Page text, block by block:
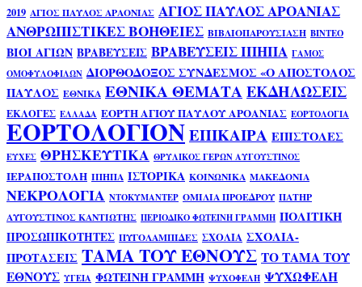
2019 ΑΓΙΟΣ ΠΑΥΛΟΣ ΑΡΑΟΝΙΑΣ ΑΓΙΟΣ ΠΑΥΛΟΣ ΑΡΟΑΝΙΑΣ
ΑΝΘΡΩΠΙΣΤΙΚΕΣ ΒΟΗΘΕΙΕΣ ΒΙΒΛΙΟΠΑΡΟΥΣΙΑΣΗ ΒΙΝΤΕΟ
ΒΙΟΙ ΑΓΙΩΝ ΒΡΑΒΕΥΣΕΙΣ ΒΡΑΒΕΥΣΕΙΣ ΙΠΗΠΑ ΓΑΜΟΣ
ΟΜΟΦΥΛΟΦΙΛΩΝ ΔΙΟΡΘΟΔΟΞΟΣ ΣΥΝΔΕΣΜΟΣ «Ο ΑΠΟΣΤΟΛΟΣ
ΠΑΥΛΟΣ ΕΘΝΙΚΑ ΕΘΝΙΚΑ ΘΕΜΑΤΑΕΚΔΗΛΩΣΕΙΣ
ΕΚΛΟΓΕΣ ΕΛΛΑΔΑ ΕΟΡΤΗ ΑΓΙΟΥ ΠΑΥΛΟΥ ΑΡΟΑΝΙΑΣ ΕΟΡΤΟΛΟΓΙΑ
ΕΟΡΤΟΛΟΓΙΟΝΕΠΙΚΑΙΡΑ ΕΠΙΣΤΟΛΕΣ
ΕΥΧΕΣ ΘΡΗΣΚΕΥΤΙΚΑ ΘΡΥΛΙΚΟΣ ΓΕΡΩΝ ΑΥΓΟΥΣΤΙΝΟΣ
ΙΕΡΑΠΟΣΤΟΛΗ ΙΠΗΠΑ ΙΣΤΟΡΙΚΑ ΚΟΙΝΩΝΙΚΑ ΜΑΚΕΔΟΝΙΑ
ΝΕΚΡΟΛΟΓΙΑ ΝΤΟΚΥΜΑΝΤΕΡ ΟΜΙΛΙΑ ΠΡΟΕΔΡΟΥ ΠΑΤΗΡ
ΑΥΓΟΥΣΤΙΝΟΣ ΚΑΝΤΙΩΤΗΣ ΠΕΡΙΟΔΙΚΟ ΦΩΤΕΙΝΗ ΓΡΑΜΜΗ ΠΟΛΙΤΙΚΗ
ΠΡΟΣΩΠΙΚΟΤΗΤΕΣ ΠΥΓΟΛΑΜΠΙΔΕΣ ΣΧΟΛΙΑ ΣΧΟΛΙΑ-
ΠΡΟΤΑΣΕΙΣ ΤΑΜΑ ΤΟΥ ΕΘΝΟΥΣ ΤΟ ΤΑΜΑ ΤΟΥ
ΕΘΝΟΥΣ ΥΓΕΙΑ ΦΩΤΕΙΝΗ ΓΡΑΜΜΗ ΨΥΧΟΦΕΛΗ ΨΥΧΩΦΕΛΗ